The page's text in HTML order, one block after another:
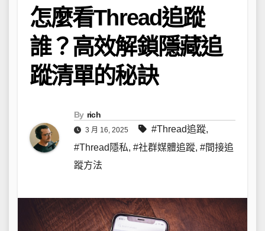
怎麼看Thread追蹤
誰？高效解鎖隱藏追
蹤清單的秘訣
By rich
3 月 16, 2025 #Thread追蹤,
#Thread隱私, #社群媒體追蹤, #間接追
蹤方法